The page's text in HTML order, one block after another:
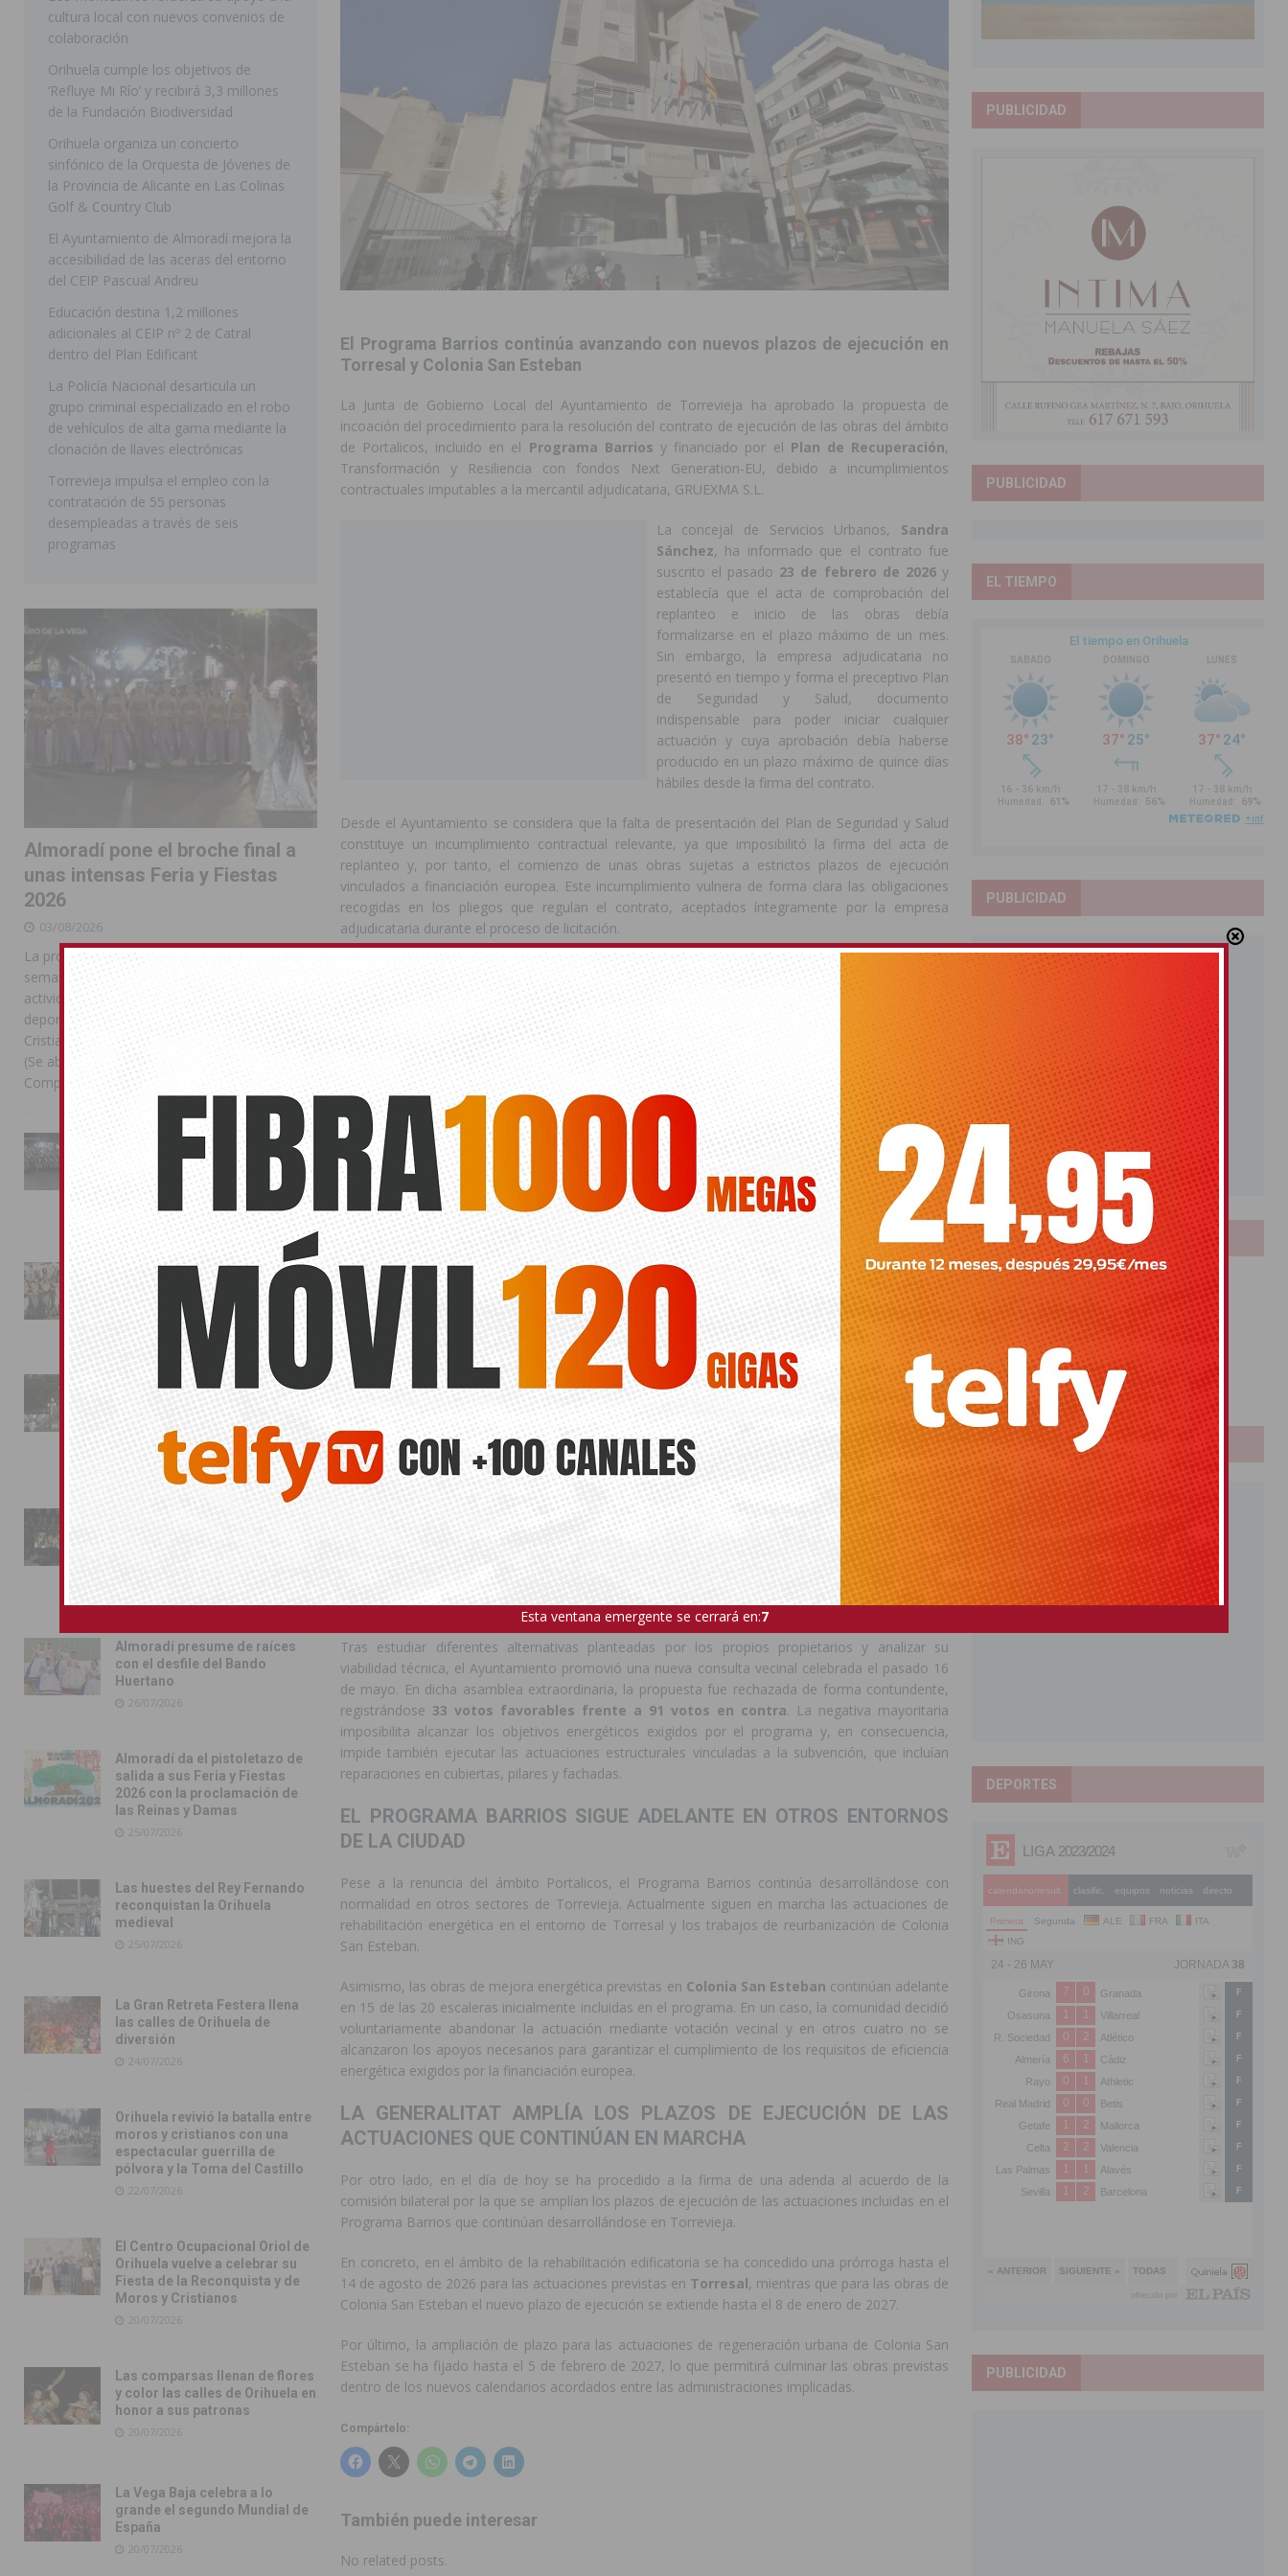
[ 07/08/2026 ] La Generalitat impulsa el desdoblamiento de la CV-95, clave para Torrevieja
TORREVIEJA
[ 07/08/2026 ] Benferri ya se prepara para dar comienzo a sus Fiestas 2026
COMARCA
Bigastro se viste de gala para la coronación de la Corte 2026
BIGASTRO
[ 07/08/2026 ] Rojales clausura con éxito las Fiestas de las Urbanizaciones de Ciudad Quesada 2026
ROJALES
[ 08/08/2026 ] Controlado un incendio en la cocina de una vivienda de un quinto piso en Callosa de Segura
CALLOSA DE
[ 08/08/2026 ] Benferri da comienzo a sus fiestas con una noche de emoción, tradición y celebración
COMARCA
FEGADO 2026 cierra con un balance histórico y consolida a Dolores como referente ganadero de la CV
[ 07/08/2026 ]
Los Montesinos refuerza su apoyo a la cultura local con nuevos convenios de colaboración MONTESINOS
El Programa Barrios continúa avanzando con nuevos plazos de ejecución en
Torresal y Colonia San Esteban
La Junta de Gobierno Local del Ayuntamiento de Torrevieja ha aprobado la propuesta de
incoación del procedimiento para la resolución del contrato de ejecución de las obras del ámbito
de Portalicos, incluido en el Programa Barrios y financiado por el Plan de Recuperación,
Transformación y Resiliencia con fondos Next Generation-EU, debido a incumplimientos
contractuales imputables a la mercantil adjudicataria, GRUEXMA S.L.
La concejal de Servicios Urbanos, Sandra
Sánchez, ha informado que el contrato fue
suscrito el pasado 23 de febrero de 2026y
establecía que el acta de comprobación del
replanteo e inicio de las obras debía
formalizarse en el plazo máximo de un mes.
Sin embargo, la empresa adjudicataria no
presentó en tiempo y forma el preceptivo Plan
de Seguridad y Salud, documento
indispensable para poder iniciar cualquier
actuación y cuya aprobación debía haberse
producido en un plazo máximo de quince días
hábiles desde la firma del contrato.
Desde el Ayuntamiento se considera que la falta de presentación del Plan de Seguridad y Salud
constituye un incumplimiento contractual relevante, ya que imposibilitó la firma del acta de
replanteo y, por tanto, el comienzo de unas obras sujetas a estrictos plazos de ejecución
vinculados a financiación europea. Este incumplimiento vulnera de forma clara las obligaciones
recogidas en los pliegos que regulan el contrato, aceptados íntegramente por la empresa
adjudicataria durante el proceso de licitación.
LOS PROPIETARIOS RENUNCIAN A LAS ACTUACIONES PREVISTAS
EN PORTALICOS
Paralelamente, el Ayuntamiento ha comunicado a la Generalitat Valenciana la renuncia definitiva
al ámbito de Portalicos dentro del Programa Barrios tras constatar que los propietarios de los
edificios incluidos en la actuación han rechazado mayoritariamente las soluciones planteadas
para alcanzar los objetivos de eficiencia energética exigidos por la convocatoria de ayudas.
El proyecto contemplaba la rehabilitación integral de los edificios La Muralla, Elyos y Geráneos,
incluyendo actuaciones de mejora energética y la reparación de importantes deficiencias
estructurales detectadas en los inmuebles. Las obras habían sido adjudicadas por un importe de
1.621.976,10 euros (IVA incluido) y no suponían coste alguno para los propietarios, después de
que el Ayuntamiento asumiera la aportación económica que inicialmente correspondía a las
comunidades vecinales.
ELYOS Y GERÁNEOS QUEDARON FUERA DEL PROYECTO ANTES DE
LA LICITACIÓN
Los edificios Elyos y Geráneos habían mostrado inicialmente su interés en participar en el
Programa Barrios. Sin embargo, durante la tramitación del expediente no consiguieron reunir las
adhesiones individuales necesarias para garantizar los niveles mínimos de ahorro energético
exigidos por la subvención europea. Esta circunstancia impidió acreditar los porcentajes de
mejora energética requeridos, por lo que ambos inmuebles quedaron finalmente excluidos del
proyecto antes incluso de la licitación de las obras.
En el caso de La Muralla, comunidad integrada por 271 viviendas, los propietarios habían
respaldado inicialmente su adhesión al programa y garantizado los compromisos necesarios para
alcanzar mejoras energéticas estimadas entre el 45% y el 60% mediante la instalación de
sistemas de aerotermia y placas fotovoltaicas. No obstante, a medida que se fue concretando la
ubicación de las nuevas instalaciones, numerosos vecinos retiraron su apoyo a la actuación,
comprometiendo el cumplimiento de los requisitos energéticos exigidos por la subvención.
Tras estudiar diferentes alternativas planteadas por los propios propietarios y analizar su
viabilidad técnica, el Ayuntamiento promovió una nueva consulta vecinal celebrada el pasado 16
de mayo. En dicha asamblea extraordinaria, la propuesta fue rechazada de forma contundente,
registrándose 33 votos favorables frente a 91 votos en contra. La negativa mayoritaria
imposibilita alcanzar los objetivos energéticos exigidos por el programa y, en consecuencia,
impide también ejecutar las actuaciones estructurales vinculadas a la subvención, que incluían
reparaciones en cubiertas, pilares y fachadas.
EL PROGRAMA BARRIOS SIGUE ADELANTE EN OTROS ENTORNOS
DE LA CIUDAD
Pese a la renuncia del ámbito Portalicos, el Programa Barrios continúa desarrollándose con
normalidad en otros sectores de Torrevieja. Actualmente siguen en marcha las actuaciones de
rehabilitación energética en el entorno de Torresal y los trabajos de reurbanización de Colonia
San Esteban.
Asimismo, las obras de mejora energética previstas en Colonia San Esteban continúan adelante
en 15 de las 20 escaleras inicialmente incluidas en el programa. En un caso, la comunidad decidió
voluntariamente abandonar la actuación mediante votación vecinal y en otros cuatro no se
alcanzaron los apoyos necesarios para garantizar el cumplimiento de los requisitos de eficiencia
energética exigidos por la financiación europea.
LA GENERALITAT AMPLÍA LOS PLAZOS DE EJECUCIÓN DE LAS
ACTUACIONES QUE CONTINÚAN EN MARCHA
Por otro lado, en el día de hoy se ha procedido a la firma de una adenda al acuerdo de la
comisión bilateral por la que se amplían los plazos de ejecución de las actuaciones incluidas en el
Programa Barrios que continúan desarrollándose en Torrevieja.
En concreto, en el ámbito de la rehabilitación edificatoria se ha concedido una prórroga hasta el
14 de agosto de 2026 para las actuaciones previstas en Torresal, mientras que para las obras de
Colonia San Esteban el nuevo plazo de ejecución se extiende hasta el 8 de enero de 2027.
Por último, la ampliación de plazo para las actuaciones de regeneración urbana de Colonia San
Esteban se ha fijado hasta el 5 de febrero de 2027, lo que permitirá culminar las obras previstas
dentro de los nuevos calendarios acordados entre las administraciones implicadas.
Compártelo:
También puede interesar
No related posts.
cultura local con nuevos convenios de
colaboración
Orihuela cumple los objetivos de
‘Refluye Mi Río’ y recibirá 3,3 millones
de la Fundación Biodiversidad
Orihuela organiza un concierto
sinfónico de la Orquesta de Jóvenes de
la Provincia de Alicante en Las Colinas
Golf & Country Club
El Ayuntamiento de Almoradí mejora la
accesibilidad de las aceras del entorno
del CEIP Pascual Andreu
Educación destina 1,2 millones
adicionales al CEIP nº 2 de Catral
dentro del Plan Edificant
La Policía Nacional desarticula un
grupo criminal especializado en el robo
de vehículos de alta gama mediante la
clonación de llaves electrónicas
Torrevieja impulsa el empleo con la
contratación de 55 personas
desempleadas a través de seis
programas
Almoradí pone el broche final a
unas intensas Feria y Fiestas
2026
03/08/2026
La programación reunió durante más de una
semana actos institucionales, conciertos,
actividades familiares, competiciones
deportivas y las celebraciones de Moros y
Cristianos Compártelo: Comparte en Facebook
(Se abre en una ventana nueva) Facebook
Compartir en
La Entrada Cristiana llena de
esplendor las calles de
Almoradí en una multitudinaria
jornada festera
02/08/2026
La magia de la Entrada Mora
conquista las calles de
Almoradí
01/08/2026
La fiesta se adueña de
Almoradí con la presentación
de los cargos festeros y la
toma del castillo
31/07/2026
Pilar de la Horadada
conmemora con emoción el
40º aniversario de su
independencia como municipio
31/07/2026
Almoradí presume de raíces
con el desfile del Bando
Huertano
26/07/2026
Almoradí da el pistoletazo de
salida a sus Feria y Fiestas
2026 con la proclamación de
las Reinas y Damas
25/07/2026
Las huestes del Rey Fernando
reconquistan la Orihuela
medieval
25/07/2026
La Gran Retreta Festera llena
las calles de Orihuela de
diversión
24/07/2026
Orihuela revivió la batalla entre
moros y cristianos con una
espectacular guerrilla de
pólvora y la Toma del Castillo
22/07/2026
El Centro Ocupacional Oriol de
Orihuela vuelve a celebrar su
Fiesta de la Reconquista y de
Moros y Cristianos
20/07/2026
Las comparsas llenan de flores
y color las calles de Orihuela en
honor a sus patronas
20/07/2026
La Vega Baja celebra a lo
grande el segundo Mundial de
España
20/07/2026
PUBLICIDAD
PUBLICIDAD
EL TIEMPO
PUBLICIDAD
LOTERIAS
Bonoloto
Primitiva
El Gordo
Euromillones
Loteria
Once
PUBLICIDAD
DEPORTES
PUBLICIDAD
Esta ventana emergente se cerrará en:5